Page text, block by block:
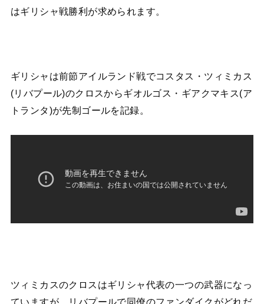
はギリシャ戦勝利が求められます。
ギリシャは前節アイルランド戦でコスタス・ツィミカス
(リバプール)のクロスからギオルゴス・ギアクマキス(ア
トランタ)が先制ゴールを記録。
ツィミカスのクロスはギリシャ代表の一つの武器になっ
ていますが、リバプールで同僚のファンダイクがどれだ